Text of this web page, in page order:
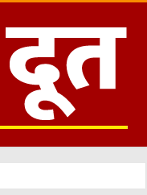
राजनीति से सीख लेने का